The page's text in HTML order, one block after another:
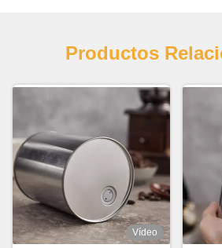
Productos
Vídeo